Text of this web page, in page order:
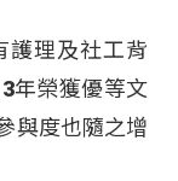
護理及社工背
年榮獲優等文
與度也隨之增